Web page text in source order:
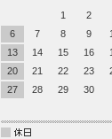
1 2
6
7 8 9
13
14 15 16
20
21 22 23
27
28 29 30